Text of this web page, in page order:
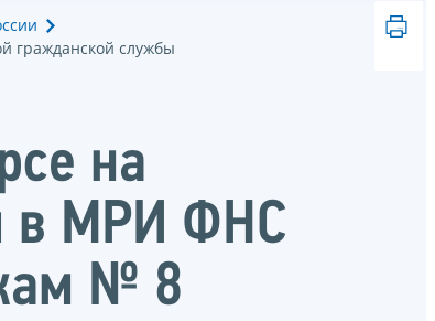
гражданской службы
на
в МРИ ФНС
№ 8